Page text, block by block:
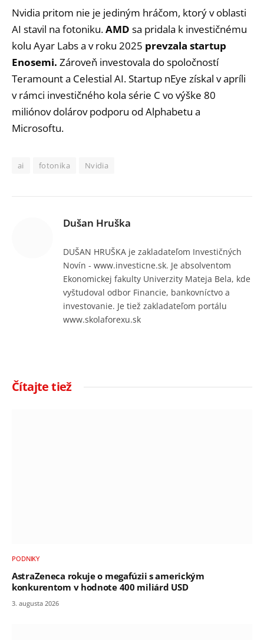
Nvidia pritom nie je jediným hráčom, ktorý v oblasti
AI stavil na fotoniku.AMD sa pridala k investičnému
kolu Ayar Labs a v roku 2025 prevzala startup
Enosemi. Zároveň investovala do spoločností
Teramount a Celestial AI. Startup nEye získal v apríli
v rámci investičného kola série C vo výške 80
miliónov dolárov podporu od Alphabetu a
Microsoftu.
ai fotonika Nvidia
Dušan Hruška
DUŠAN HRUŠKA je zakladateľom Investičných
Novín - www.investicne.sk. Je absolventom
Ekonomickej fakulty Univerzity Mateja Bela, kde
vyštudoval odbor Financie, bankovníctvo a
investovanie. Je tiež zakladateľom portálu
www.skolaforexu.sk
Čítajte tiež
PODNIKY
AstraZeneca rokuje o megafúzii s americkým
konkurentom v hodnote 400 miliárd USD
3. augusta 2026